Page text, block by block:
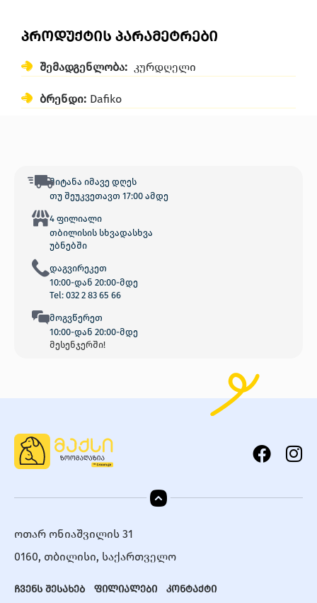
პროდუქტის პარამეტრები
შემადგენლობა: კურდღელი
ბრენდი: Dafiko
მიტანა იმავე დღეს
თუ შეუკვეთავთ 17:00 ამდე
4 ფილიალი
თბილისის სხვადასხვა
უბნებში
დაგვირეკეთ
10:00-დან 20:00-მდე
Tel: 032 2 83 65 66
მოგვწერეთ
10:00-დან 20:00-მდე
მესენჯერში!
ოთარ ონიაშვილის 31
0160, თბილისი, საქართველო
ჩვენს შესახებ ფილიალები კონტაქტი